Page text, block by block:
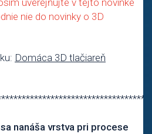
nie do novinky o 3D
Domáca 3D tlačiareň
nanáša vrstva pri procese